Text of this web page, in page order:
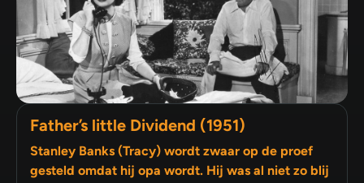
Father’s little Dividend (1951)
Stanley Banks (Tracy) wordt zwaar op de proef
gesteld omdat hij opa wordt. Hij was al niet zo blij